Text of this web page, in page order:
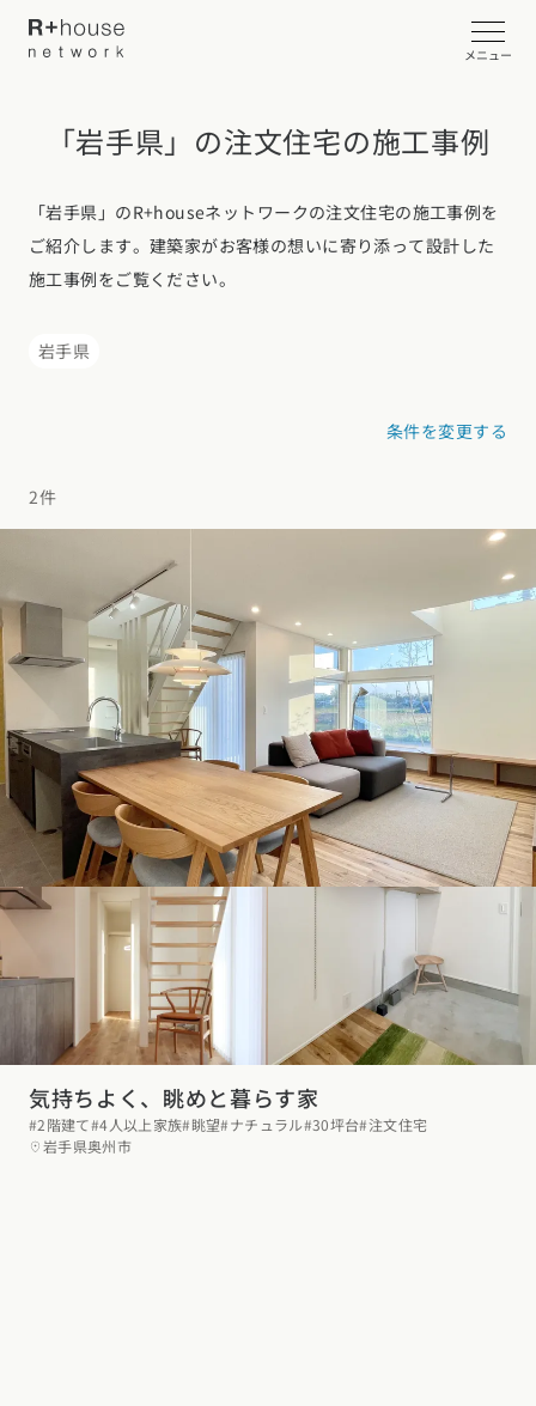
メニュー
イベント・見学会を探す
カタログ請求する
近くの工務店に相談する
家づくりの流れ
選べる仕様
コストパフォーマンス
アフターサポート
建築家
北海道青森県岩手県宮城県秋田県山形県福島県
関東エリア
東京都神奈川県埼玉県 千葉県茨城県 群馬県
甲信越・北陸エリア
新潟県富山県石川県 福井県山梨県長野県
東海エリア
愛知県岐阜県 静岡県三重県
関西エリア
大阪府 兵庫県京都府 奈良県 和歌山県
中国エリア
広島県 岡山県鳥取県島根県山口県
四国エリア
施工事例
施工事例一覧
平屋
2階建て
狭小住宅
二世帯住宅
フォトギャラリー
オーナー様の声(評価・口コミ)
設計した建築家の想い
R+houseの間取り
【特集】平屋の注文住宅
動画で学ぶ注文住宅
動画で学ぶ注文住宅
家づくりのお勉強
デザイン
ルームツアー
家づくりコラム
家づくりコラム一覧
注文住宅の基礎知識
設備・性能
お金と住まい
周辺環境
間取りのヒント
施工事例
スタイルのヒント
エリア別注文住宅
北海道・東北エリア
北海道青森県岩手県宮城県秋田県山形県
関東エリア
東京都神奈川県埼玉県 茨城県
甲信越・北陸エリア
新潟県富山県石川県 山梨県長野県
東海エリア
愛知県岐阜県
チェックポイントがわかる！
家づくり３つのお役立ちツール
「岩手県」の注文住宅の施工事例
「岩手県」のR+houseネットワークの注文住宅の施工事例を
ご紹介します。建築家がお客様の想いに寄り添って設計した
施工事例をご覧ください。
岩手県
条件を変更する
2件
気持ちよく、眺めと暮らす家
#2階建て#4人以上家族#眺望#ナチュラル#30坪台#注文住宅
岩手県奥州市